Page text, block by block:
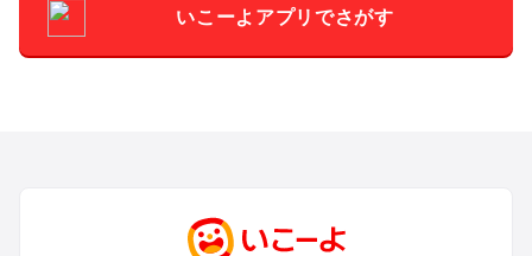
いこーよアプリでさがす